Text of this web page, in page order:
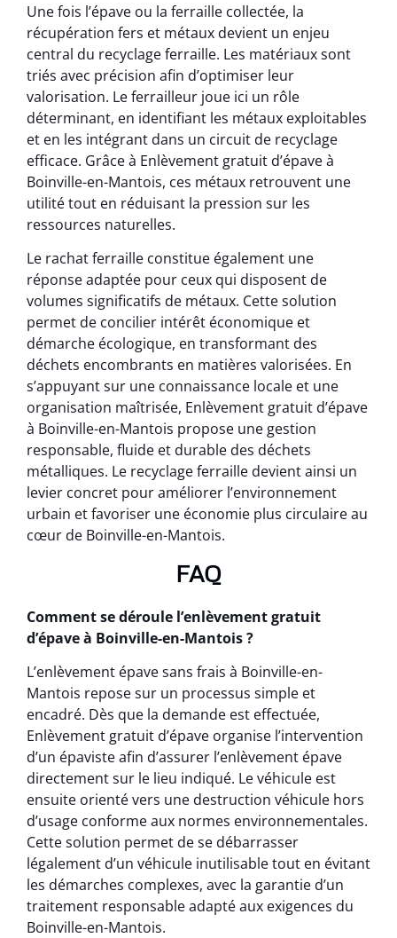
Une fois l’épave ou la ferraille collectée, la
récupération fers et métaux devient un enjeu
central du recyclage ferraille. Les matériaux sont
triés avec précision afin d’optimiser leur
valorisation. Le ferrailleur joue ici un rôle
déterminant, en identifiant les métaux exploitables
et en les intégrant dans un circuit de recyclage
efficace. Grâce à Enlèvement gratuit d’épave à
Boinville-en-Mantois, ces métaux retrouvent une
utilité tout en réduisant la pression sur les
ressources naturelles.
Le rachat ferraille constitue également une
réponse adaptée pour ceux qui disposent de
volumes significatifs de métaux. Cette solution
permet de concilier intérêt économique et
démarche écologique, en transformant des
déchets encombrants en matières valorisées. En
s’appuyant sur une connaissance locale et une
organisation maîtrisée, Enlèvement gratuit d’épave
à Boinville-en-Mantois propose une gestion
responsable, fluide et durable des déchets
métalliques. Le recyclage ferraille devient ainsi un
levier concret pour améliorer l’environnement
urbain et favoriser une économie plus circulaire au
cœur de Boinville-en-Mantois.
FAQ
Comment se déroule l’enlèvement gratuit
d’épave à Boinville-en-Mantois ?
L’enlèvement épave sans frais à Boinville-en-
Mantois repose sur un processus simple et
encadré. Dès que la demande est effectuée,
Enlèvement gratuit d’épave organise l’intervention
d’un épaviste afin d’assurer l’enlèvement épave
directement sur le lieu indiqué. Le véhicule est
ensuite orienté vers une destruction véhicule hors
d’usage conforme aux normes environnementales.
Cette solution permet de se débarrasser
légalement d’un véhicule inutilisable tout en évitant
les démarches complexes, avec la garantie d’un
traitement responsable adapté aux exigences du
Boinville-en-Mantois.